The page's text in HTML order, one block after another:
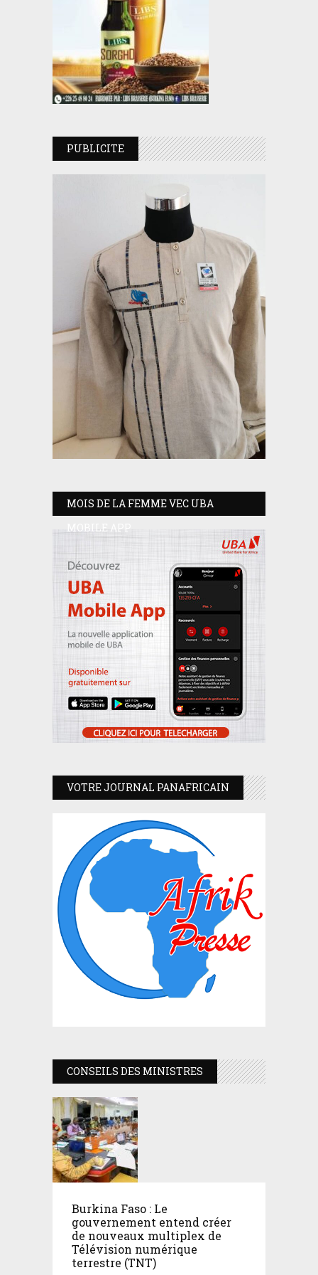
PUBLICITE
MOIS DE LA FEMME VEC UBA
MOBILE APP
VOTRE JOURNAL PANAFRICAIN
CONSEILS DES MINISTRES
Burkina Faso : Le
gouvernement entend créer
de nouveaux multiplex de
Télévision numérique
terrestre (TNT)